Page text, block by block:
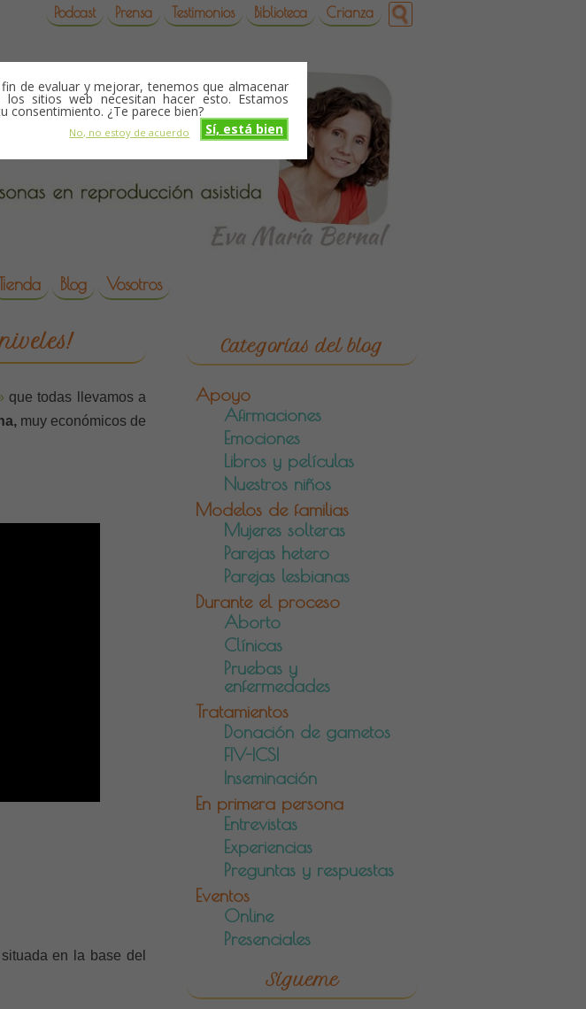
de evaluar y mejorar, tenemos que almacenar
sitios web necesitan hacer esto. Estamos
consentimiento. ¿Te parece bien?
Sí, está bien
No, no estoy de acuerdo
Podcast Prensa Testimonios Biblioteca Crianza
Blog Vosotros
que todas llevamos a
muy económicos de
en la base del
Categorías del blog
Apoyo
Afirmaciones
Emociones
Libros y películas
Nuestros niños
Modelos de familias
Mujeres solteras
Parejas hetero
Parejas lesbianas
Durante el proceso
Aborto
Clínicas
Pruebas y
enfermedades
Tratamientos
Donación de gametos
FIV-ICSI
Inseminación
En primera persona
Entrevistas
Experiencias
Preguntas y respuestas
Eventos
Online
Presenciales
Sígueme